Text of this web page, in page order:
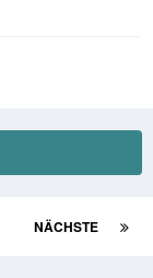
NÄCHSTE